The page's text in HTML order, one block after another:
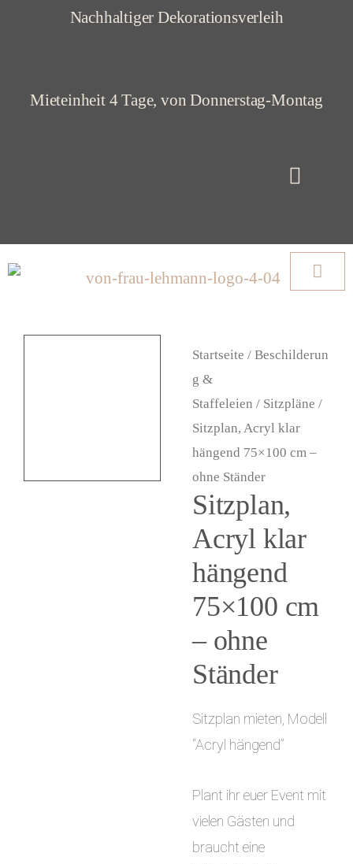
Nachhaltiger Dekorationsverleih
Mieteinheit 4 Tage, von Donnerstag-Montag
Startseite / Beschilderun
g &
Staffeleien / Sitzpläne /
Sitzplan, Acryl klar
hängend 75×100 cm –
ohne Ständer
Sitzplan,
Acryl klar
hängend
75×100 cm
– ohne
Ständer
Sitzplan mieten, Modell
“Acryl hängend”
Plant ihr euer Event mit
vielen Gästen und
braucht eine